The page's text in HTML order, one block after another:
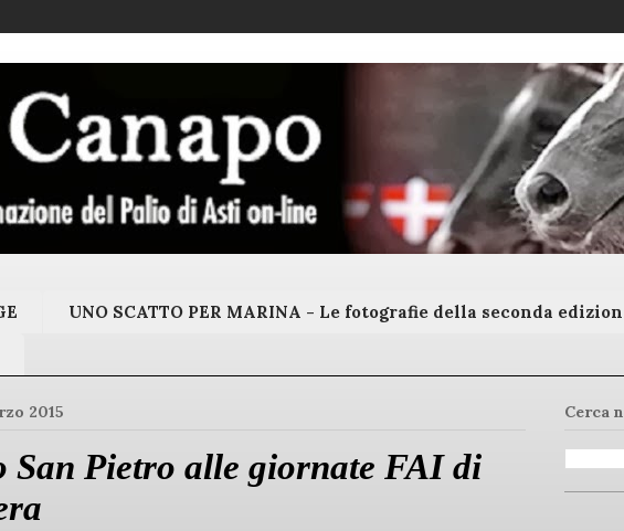
UNO SCATTO PER MARINA - Le fotografie della seconda
2015
San Pietro alle giornate FAI di
Cerca